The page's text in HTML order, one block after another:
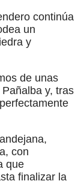
continúa
un
y
de unas
y, tras
con
que
finalizar la